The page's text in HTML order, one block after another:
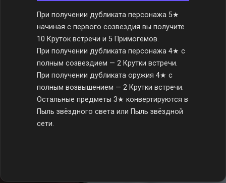
При получении дубликата персонажа 5★
начиная с первого созвездия вы получите
10 Круток встречи и 5 Примогемов.
При получении дубликата персонажа 4★ с
полным созвездием — 2 Крутки встречи.
При получении дубликата оружия 4★ с
полным возвышением — 2 Крутки встречи.
Остальные предметы 3★ конвертируются в
Пыль звёздного света или Пыль звёздной
сети.